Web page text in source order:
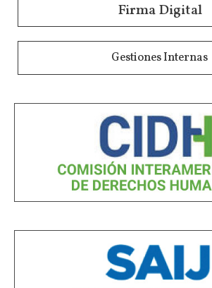
Firma Digital
Gestiones Internas